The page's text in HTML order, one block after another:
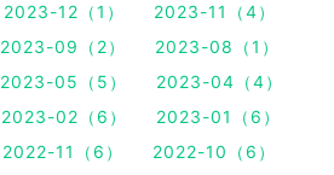
2023-12（1）
2023-11（4）
2023-09（2）
2023-08（1）
2023-05（5）
2023-04（4）
2023-02（6）
2023-01（6）
2022-11（6）
2022-10（6）